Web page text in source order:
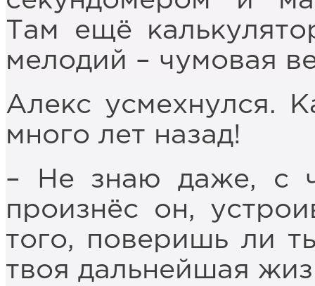
Там ещё
мелодий – чумовая
Алекс усмехнулся.
много лет назад!
– Не знаю даже, с
произнёс он,
того, поверишь ли
твоя дальнейшая